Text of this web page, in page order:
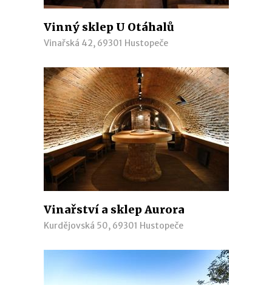
Vinný sklep U Otáhalů
Vinařská 42, 69301 Hustopeče
Vinařství a sklep Aurora
Kurdějovská 50, 69301 Hustopeče